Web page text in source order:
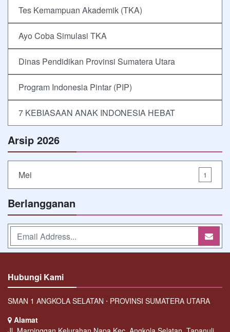
Tes Kemampuan Akademik (TKA)
Ayo Coba Simulasi TKA
Dinas Pendidikan Provinsi Sumatera Utara
Program Indonesia Pintar (PIP)
7 KEBIASAAN ANAK INDONESIA HEBAT
Arsip 2026
Mei 1
Berlangganan
Hubungi Kami
SMAN 1 ANGKOLA SELATAN ⋅ PROVINSI SUMATERA UTARA
Alamat